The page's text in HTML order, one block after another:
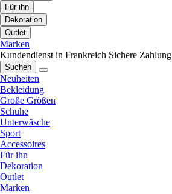
Für ihn
Dekoration
Outlet
Marken
Kundendienst in Frankreich Sichere Zahlung
Suchen
Neuheiten
Bekleidung
Große Größen
Schuhe
Unterwäsche
Sport
Accessoires
Für ihn
Dekoration
Outlet
Marken